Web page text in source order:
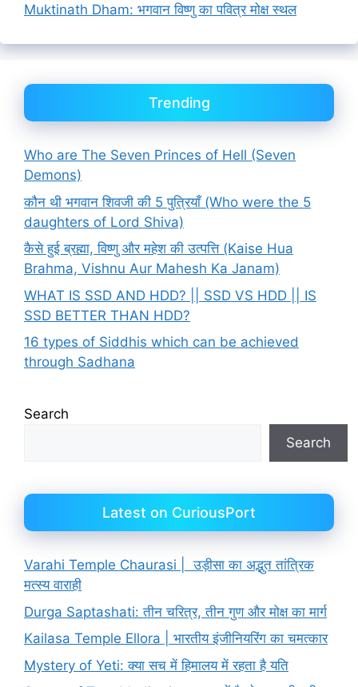
Muktinath Dham: भगवान विष्णु का पवित्र मोक्ष स्थल
Trending
Who are The Seven Princes of Hell (Seven
Demons)
कौन थी भगवान शिवजी की 5 पुत्रियाँ (Who were the 5
daughters of Lord Shiva)
कैसे हुई ब्रह्मा, विष्णु और महेश की उत्पत्ति (Kaise Hua
Brahma, Vishnu Aur Mahesh Ka Janam)
WHAT IS SSD AND HDD? || SSD VS HDD || IS
SSD BETTER THAN HDD?
16 types of Siddhis which can be achieved
through Sadhana
Search
Search
Latest on CuriousPort
Varahi Temple Chaurasi | उड़ीसा का अद्भुत तांत्रिक
मत्स्य वाराही
Durga Saptashati: तीन चरित्र, तीन गुण और मोक्ष का मार्ग
Kailasa Temple Ellora | भारतीय इंजीनियरिंग का चमत्कार
Mystery of Yeti: क्या सच में हिमालय में रहता है यति